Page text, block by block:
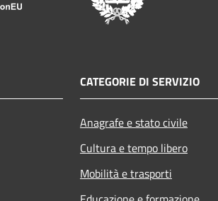
CATEGORIE DI SERVIZIO
Anagrafe e stato civile
Cultura e tempo libero
Mobilità e trasporti